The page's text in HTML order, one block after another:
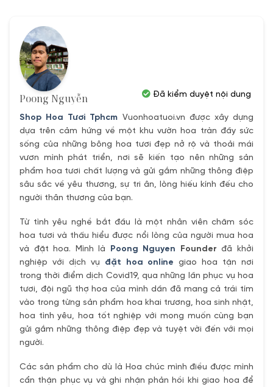
Poong Nguyễn
Shop Hoa Tươi Tphcm Vuonhoatuoi.vn được xây dựng
dựa trên cảm hứng về một khu vườn hoa tràn đầy sức
sống của những bông hoa tươi đẹp nở rộ và thoải mái
vươn mình phát triển, nơi sẽ kiến tạo nên những sản
phẩm hoa tươi chất lượng và gửi gắm những thông điệp
sâu sắc về yêu thương, sự tri ân, lòng hiếu kính đếu cho
người thân thương của bạn.
Từ tình yêu nghề bắt đầu là một nhân viên chăm sóc
hoa tươi và thấu hiểu được nổi lòng của người mua hoa
và đặt hoa. Mình là
Poong Nguyen Founder đã khởi
nghiệp với dịch vụ đặt hoa online giao hoa tận nơi
trong thời điểm dịch Covid19, qua những lần phục vụ hoa
tươi, đội ngũ thợ hoa của mình dần đã mang cả trái tím
vào trong từng sản phẩm hoa khai trương, hoa sinh nhật,
hoa tình yêu, hoa tốt nghiệp với mong muốn cùng bạn
gửi gắm những thông điệp đẹp và tuyệt vời đến với mọi
người.
Các sản phẩm cho dù là Hoa chúc mình điều được mình
cẩn thận phục vụ và ghi nhận phản hồi khi giao hoa để
Đã kiểm duyệt nội dung